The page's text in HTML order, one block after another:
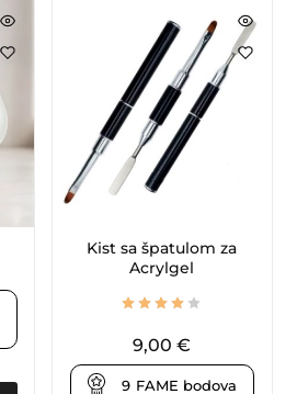
Kist sa špatulom za
Acrylgel
9,00€
9 FAME bodova